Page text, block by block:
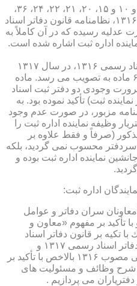
در سال ۱۳۱۶ و در اجرای مواد ۹ و ۱۰ و ۱۵، ۲۰، ۲۱، ۲۲، ۲۴، ۳۶،
۵۳، ۵۷ قانون دفاتر اسناد رسمی ۱۳۱۶، نظامنامه قانون دفاتر اسناد
وزارت عدلیه رسیده كه در آن كاملاً به
اداره ثبت اشاره شده است.
براساس ماده ۴۷ قانون دفاتر اسناد رسمی ۱۳۱۶، در سال ۱۳۱۷
آئین نامه دفاتر اسناد رسمی در ۶۴ ماده به تصویب می رسد. ماده
ضرورت وجودی دو دفتر ثبت اسناد
ثبت) تأكید نموده بود. به
بر طبق ماده ۲۴ نظامنامه مزبور، در صورت عدم وجود
وظیفه نماینده اداره ثبت را
(صرفاً و فقط علاوه بر
سردفتر محسوب نمی گردید، بلكه
نماینده اداره ثبت بوده و
اداره ثبت:
سران دفاتر و عوامل
تأكید بر مفهوم «معاون و
تكیه بر قانون دفاتر اسناد
رسمی مصوب ۱۳۱۶ و آئین نامه دفاتر اسناد رسمی ۱۳۱۷ و
نظامنامه قانون دفاتر اسناد رسمی مصوب ۱۳۱۶ بالاخص با تأكید بر
به شرح وظائف و مسئولیت های
می پردازیم .